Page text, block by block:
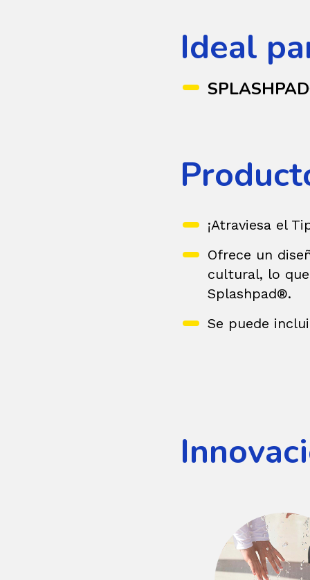
Ideal
¡Atraviesa el
Ofrece un
cultural, lo
Splashpad®.
Se puede